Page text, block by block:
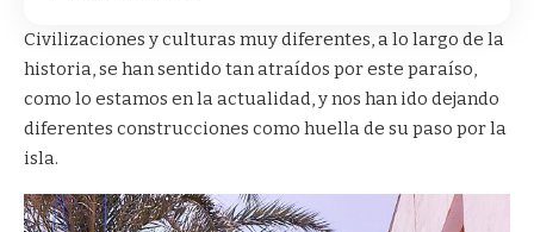
Civilizaciones y culturas muy diferentes, a lo largo de la
historia, se han sentido tan atraídos por este paraíso,
como lo estamos en la actualidad, y nos han ido dejando
diferentes construcciones como huella de su paso por la
isla.